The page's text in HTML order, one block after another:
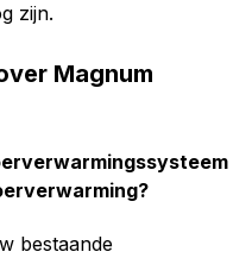
zijn.
Magnum
bestaande